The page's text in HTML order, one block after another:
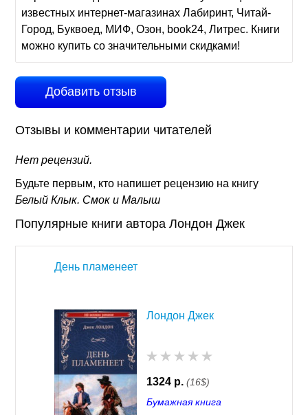
известных интернет-магазинах Лабиринт, Читай-
Город, Буквоед, МИФ, Озон, book24, Литрес. Книги
можно купить со значительными скидками!
Добавить отзыв
Отзывы и комментарии читателей
Нет рецензий.
Будьте первым, кто напишет рецензию на книгу
Белый Клык. Смок и Малыш
Популярные книги автора Лондон Джек
День пламенеет
Лондон Джек
1324 р. (16$)
Бумажная книга